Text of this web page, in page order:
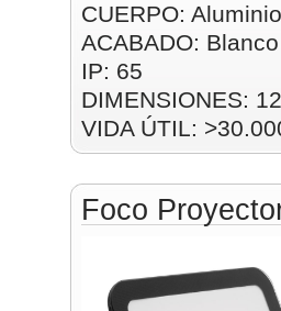
CUERPO: Aluminio
ACABADO:
IP: 65
DIMENSIONES:
VIDA ÚTIL:
Foco